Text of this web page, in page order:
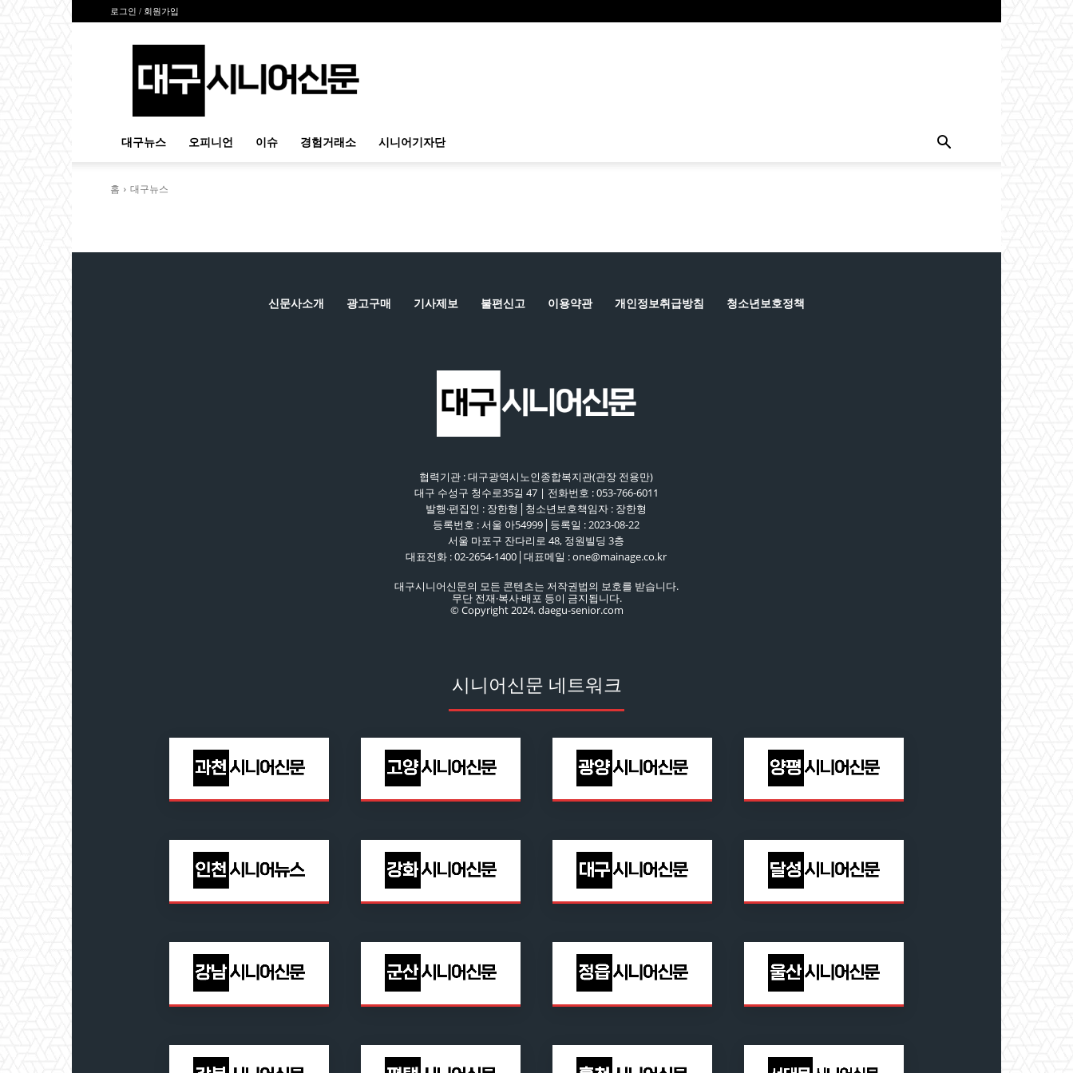
로그인 / 회원가입
시
대구뉴스 오피니언 이슈 경험거래소 시니어기자단
홈 대구뉴스
신문사소개 광고구매 기사제보 불편신고 이용약관 개인정보취급방침 청소년보호정책
협력기관 : 대구광역시노인종합복지관(관장 전용만)
대구 수성구 청수로35길 47 | 전화번호 : 053-766-6011
발행·편집인 : 장한형│청소년보호책임자 : 장한형
등록번호 : 서울 아54999│등록일 : 2023-08-22
서울 마포구 잔다리로 48, 정원빌딩 3층
대표전화 : 02-2654-1400│대표메일 : one@mainage.co.kr
대구시니어신문의 모든 콘텐츠는 저작권법의 보호를 받습니다.
무단 전재·복사·배포 등이 금지됩니다.
© Copyright 2024. daegu-senior.com
시니어신문 네트워크